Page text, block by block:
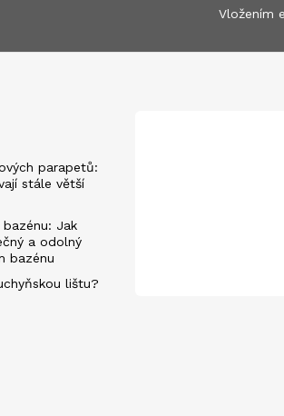
Vložením
parapetů:
stále větší
bazénu: Jak
a odolný
bazénu
lištu?